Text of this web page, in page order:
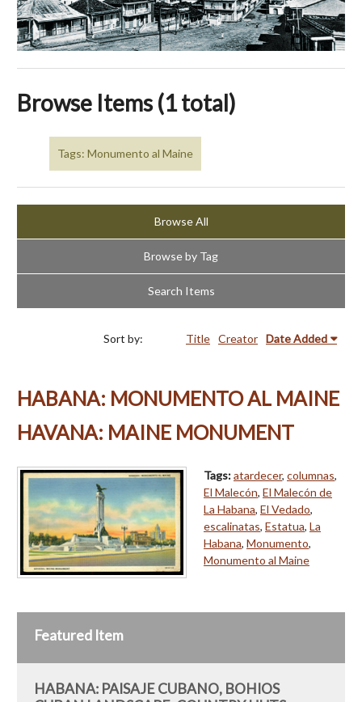
Browse Items (1 total)
Tags: Monumento al Maine
Browse All
Browse by Tag
Search Items
Sort by: Title Creator Date Added
HABANA: MONUMENTO AL MAINE
HAVANA: MAINE MONUMENT
Tags:atardecer, columnas,
El Malecón, El Malecón de
La Habana, El Vedado,
escalinatas, Estatua, La
Habana, Monumento,
Monumento al Maine
Featured Item
HABANA: PAISAJE CUBANO, BOHIOS